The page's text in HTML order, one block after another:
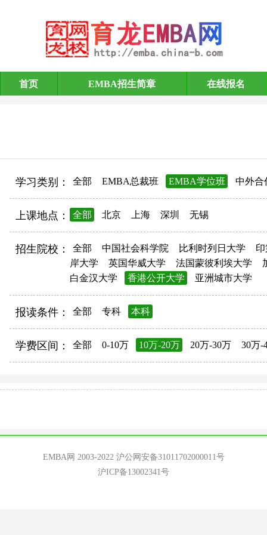
EMBA招生简章
首页 EMBA招生简章 在线报名
学习类别： 全部 EMBA总裁班 EMBA学位班 中外合
上课地点： 全部 北京 上海 深圳 无锡
招生院校： 全部 中国社会科学院 比利时列日大学
岸大学
英国华威大学 法国蒙彼利埃大学
白金汉大学
香港公开大学 亚洲城市大学
报读条件： 全部 专科 本科
学费区间： 全部 0-10万 10万-20万 20万-30万 30万-
EMBA网 2003-2022 沪公网安备31011702000011号
沪ICP备13002341号